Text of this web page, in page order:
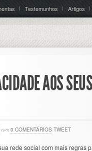
Testemunhos Artigos
AOS SEUS
com 0 COMENTÁRIOS TWEET
rede social com mais regras